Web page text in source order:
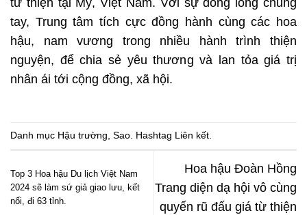
từ thiện tại Mỹ, Việt Nam. Với sự đồng lòng chung
tay, Trung tâm tích cực đồng hành cùng các hoa
hậu, nam vương trong nhiều hành trình thiện
nguyện, để chia sẻ yêu thương và lan tỏa giá trị
nhân ái tới cộng đồng, xã hội.
Danh mục Hậu trường, Sao. Hashtag Liên kết.
Top 3 Hoa hậu Du lịch Việt Nam
2024 sẽ làm sứ giả giao lưu, kết
nối, đi 63 tỉnh.
Hoa hậu Đoàn Hồng
Trang diện dạ hội vô cùng
quyến rũ đấu giá từ thiện